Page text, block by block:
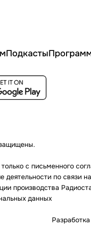
Подкасты
с письменного
по связи
производства
данных